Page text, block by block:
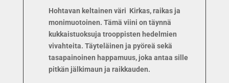
Hohtavan keltainen väri Kirkas, raikas ja
monimuotoinen. Tämä viini on täynnä
kukkaistuoksuja trooppisten hedelmien
vivahteita. Täyteläinen ja pyöreä sekä
tasapainoinen happamuus, joka antaa sille
pitkän jälkimaun ja raikkauden.